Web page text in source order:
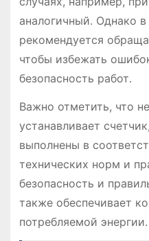
аналогичный․ Однако
рекомендуется
чтобы избежать
безопасность работ․
Важно отметить, что
устанавливает
выполнены в
технических норм и
безопасность и
также обеспечивает
потребляемой энергии․